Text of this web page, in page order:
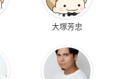
大塚芳忠